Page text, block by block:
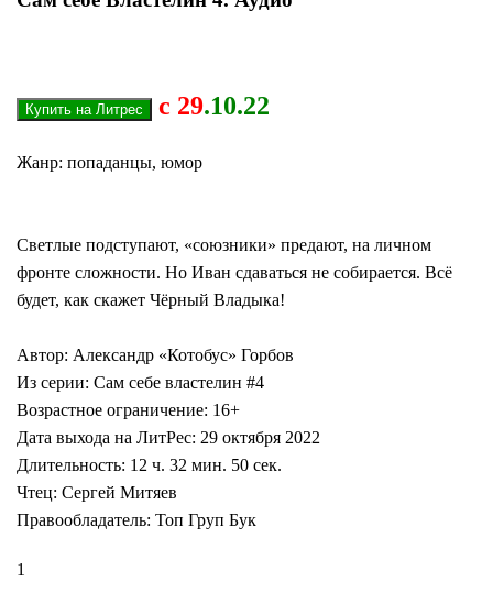
с 29.10.22
Жанр: попаданцы, юмор
Светлые подступают, «союзники» предают, на личном
фронте сложности. Но Иван сдаваться не собирается. Всё
будет, как скажет Чёрный Владыка!
Автор: Александр «Котобус» Горбов
Из серии: Сам себе властелин #4
Возрастное ограничение: 16+
Дата выхода на ЛитРес: 29 октября 2022
Длительность: 12 ч. 32 мин. 50 сек.
Чтец: Сергей Митяев
Правообладатель: Топ Груп Бук
1